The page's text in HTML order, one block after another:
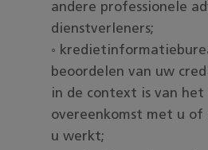
andere professionele
dienstverleners;
◦
beoordelen van uw
in de context is van het
overeenkomst met u of
u werkt;